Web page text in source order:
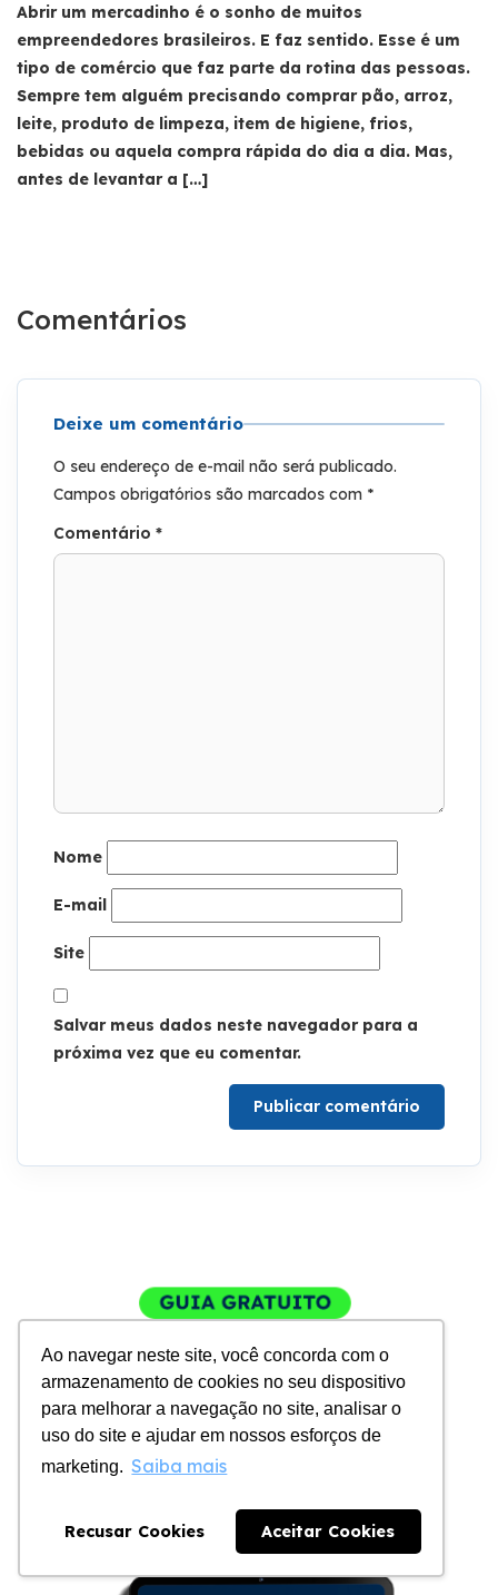
Ao navegar neste site, você concorda com o
armazenamento de cookies no seu dispositivo
para melhorar a navegação no site, analisar o
uso do site e ajudar em nossos esforços de
marketing. Saiba mais
Recusar Cookies Aceitar Cookies
Abrir um mercadinho é o sonho de muitos
empreendedores brasileiros. E faz sentido. Esse é um
tipo de comércio que faz parte da rotina das pessoas.
Sempre tem alguém precisando comprar pão, arroz,
leite, produto de limpeza, item de higiene, frios,
bebidas ou aquela compra rápida do dia a dia. Mas,
antes de levantar a […]
Comentários
Deixe um comentário
O seu endereço de e-mail não será publicado.
Campos obrigatórios são marcados com *
Comentário *
Nome
E-mail
Site
Salvar meus dados neste navegador para a
próxima vez que eu comentar.